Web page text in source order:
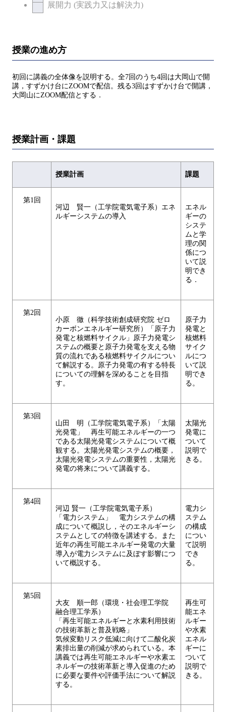
展開力 (実践力又は解決力)
授業の進め方
初回に講義の全体像を説明する。全7回のうち4回は大岡山で開
講，すずかけ台にZOOMで配信。残る3回はすずかけ台で開講，
大岡山にZOOM配信とする．
授業計画・課題
授業計画 課題
第1回
河辺 賢一（工学院電気電子系）エネ
ルギーシステムの導入
エネル
ギーの
システ
ムと学
理の関
係につ
いて説
明でき
る．
第2回
小原 徹（科学技術創成研究院 ゼロ
カーボンエネルギー研究所）「原子力
発電と核燃料サイクル」原子力発電シ
ステムの概要と原子力発電を支える物
質の流れである核燃料サイクルについ
て解説する。原子力発電の有する特長
についての理解を深めることを目指
す。
原子力
発電と
核燃料
サイク
ルにつ
いて説
明でき
る。
第3回
山田 明（工学院電気電子系）「太陽
光発電」 再生可能エネルギーの一つ
である太陽光発電システムについて概
観する。太陽光発電システムの概要，
太陽光発電システムの重要性，太陽光
発電の将来について講義する。
太陽光
発電に
ついて
説明で
きる。
第4回
河辺 賢一（工学院電気電子系）
「電力システム」 電力システムの構
成について概説し，そのエネルギーシ
ステムとしての特徴を講述する。また
近年の再生可能エネルギー発電の大量
導入が電力システムに及ぼす影響につ
いて概説する。
電力シ
ステム
の構成
につい
て説明
でき
る。
第5回
大友 順一郎（環境・社会理工学院
融合理工学系）
「再生可能エネルギーと水素利用技術
の技術革新と普及戦略」
気候変動リスク低減に向けて二酸化炭
素排出量の削減が求められている。本
講義では再生可能エネルギーや水素エ
ネルギーの技術革新と導入促進のため
に必要な要件や評価手法について解説
する。
再生可
能エネ
ルギー
や水素
エネル
ギーに
ついて
説明で
きる。